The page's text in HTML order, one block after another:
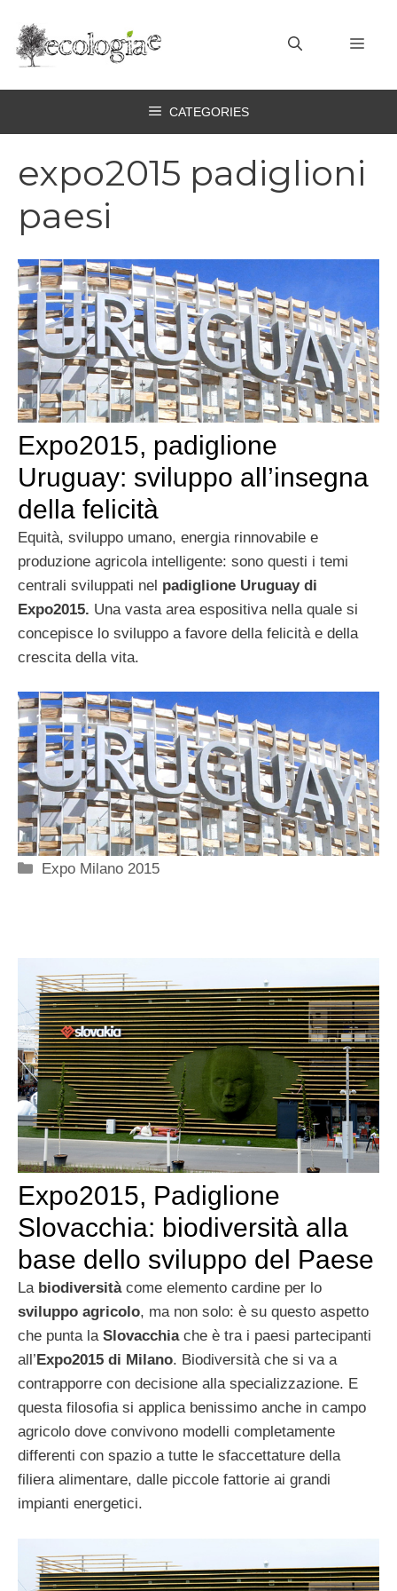
contenuto
CATEGORIES
expo2015 padiglioni
paesi
Expo2015, padiglione
Uruguay: sviluppo all’insegna
della felicità
Equità, sviluppo umano, energia rinnovabile e
produzione agricola intelligente: sono questi i temi
centrali sviluppati nel padiglione Uruguay di
Expo2015. Una vasta area espositiva nella quale si
concepisce lo sviluppo a favore della felicità e della
crescita della vita.
Categorie
Expo Milano 2015
Expo2015, Padiglione
Slovacchia: biodiversità alla
base dello sviluppo del Paese
La biodiversitàcome elemento cardine per lo
sviluppo agricolo, ma non solo: è su questo aspetto
che punta la Slovacchiache è tra i paesi partecipanti
all’ Expo2015 di Milano. Biodiversità che si va a
contrapporre con decisione alla specializzazione. E
questa filosofia si applica benissimo anche in campo
agricolo dove convivono modelli completamente
differenti con spazio a tutte le sfaccettature della
filiera alimentare, dalle piccole fattorie ai grandi
impianti energetici.